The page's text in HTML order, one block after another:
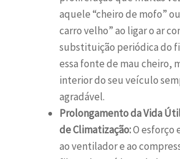
aquele “cheiro de mofo”
carro velho” ao ligar o ar
substituição periódica do
essa fonte de mau cheiro,
interior do seu veículo
agradável.
Prolongamento da Vida
de Climatização:O esforço
ao ventilador e ao